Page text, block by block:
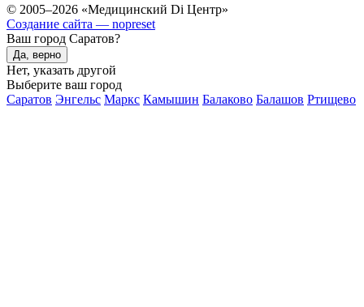
© 2005–2026 «Медицинский Di Центр»
Создание сайта — nopreset
Ваш город Саратов?
Да, верно
Нет, указать другой
Выберите ваш город
Саратов Энгельс Маркс Камышин Балаково Балашов Ртищево